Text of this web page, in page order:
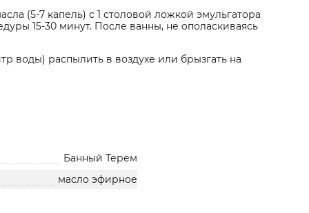
(5-7 капель) с 1 столовой ложкой эмульгатора
15-30 минут. После ванны, не ополаскиваясь
воды) распылить в воздухе или брызгать на
Банный Терем
масло эфирное